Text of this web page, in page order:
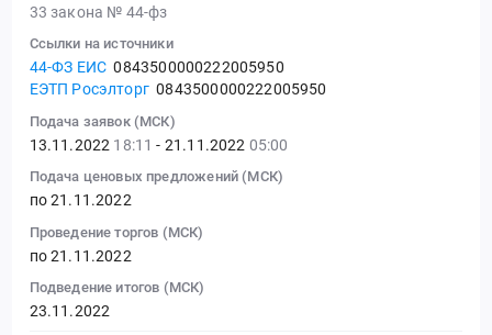
33 закона № 44-фз
Ссылки на источники
44-ФЗ ЕИС 0843500000222005950
ЕЭТП Росэлторг 0843500000222005950
Подача заявок (МСК)
13.11.2022 18:11 - 21.11.2022 05:00
Подача ценовых предложений (МСК)
по 21.11.2022
Проведение торгов (МСК)
по 21.11.2022
Подведение итогов (МСК)
23.11.2022